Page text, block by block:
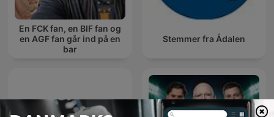
En FCK fan, en BIF fan og
en AGF fan går ind på en
bar
Stemmer fra Ådalen